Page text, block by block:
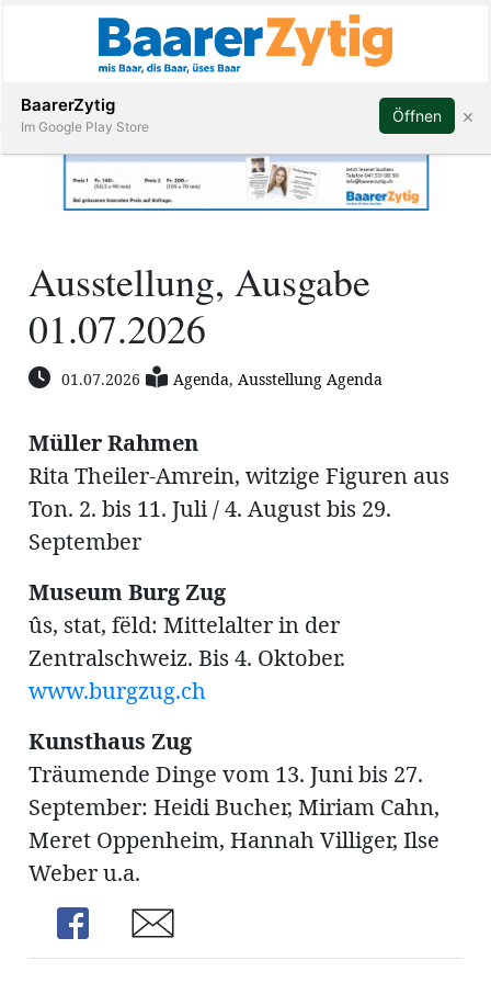
Veranstaltungen
Stellen
Amtliche
Mitteilungen
Abonnieren
Ausstellung, Ausgabe
01.07.2026
01.07.2026 Agenda,Ausstellung Agenda
Müller Rahmen
Rita Theiler-Amrein, witzige Figuren aus
Ton. 2. bis 11. Juli / 4. August bis 29.
September
Museum Burg Zug
ûs, stat, fëld: Mittelalter in der
Zentralschweiz. Bis 4. Oktober.
www.burgzug.ch
Kunsthaus Zug
Träumende Dinge vom 13. Juni bis 27.
September: Heidi Bucher, Miriam Cahn,
Meret Oppenheim, Hannah Villiger, Ilse
Weber u.a.
Share
Share
BaarerZytig
Im Google Play Store
Öffnen ×